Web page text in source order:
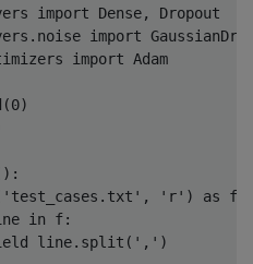
import Dense, Dropout
import
import Adam
'r') as f:
in f:
line.split(',')